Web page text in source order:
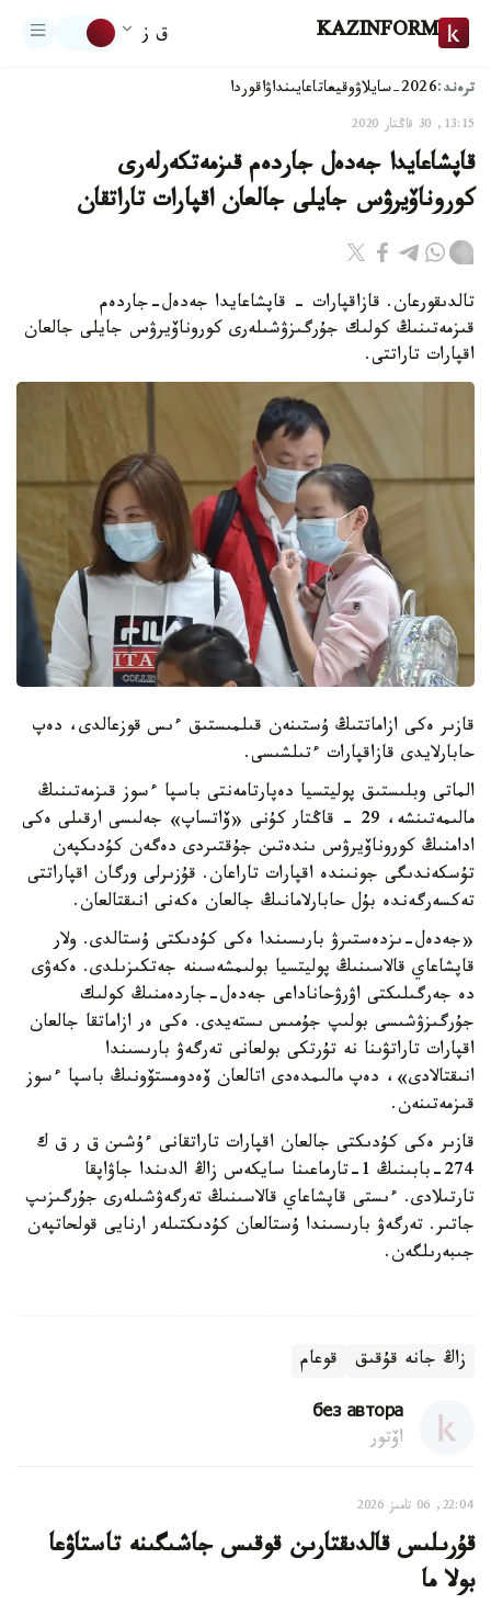
KAZINFORM ق ز
ترەند:2026-سايلاۋ وقيعاتاعايىنداۋاقوردا
13:15, 30 قاڭتار 2020
قاپشاعايدا جەدەل جاردەم قىزمەتكەرلەرى
كوروناۆيرۋس جايلى جالعان اقپارات تاراتقان
تالدىقورعان. قازاقپارات - قاپشاعايدا جەدەل-جاردەم
قىزمەتىنىڭ كولىك جۇرگىزۋشىلەرى كوروناۆيرۋس جايلى جالعان
اقپارات تاراتتى.
قازىر ەكى ازاماتتىڭ ۇستىنەن قىلمىستىق ءىس قوزعالدى، دەپ
حابارلايدى قازاقپارات ءتىلشىسى.
الماتى وبلىستىق پوليتسيا دەپارتامەنتى باسپا ءسوز قىزمەتىنىڭ
مالىمەتىنشە، 29 - قاڭتار كۇنى «ۆاتساپ» جەلىسى ارقىلى ەكى
ادامنىڭ كوروناۆيرۋس ىندەتىن جۇقتىردى دەگەن كۇدىكپەن
تۇسكەندىگى جونىندە اقپارات تاراعان. قۇزىرلى ورگان اقپاراتتى
تەكسەرگەندە بۇل حابارلامانىڭ جالعان ەكەنى انىقتالعان.
«جەدەل-ىزدەستىرۋ بارىسىندا ەكى كۇدىكتى ۇستالدى. ولار
قاپشاعاي قالاسىنىڭ پوليتسيا بولىمشەسىنە جەتكىزىلدى. ەكەۋى
دە جەرگىلىكتى اۋرۋحاناداعى جەدەل-جاردەمنىڭ كولىك
جۇرگىزۋشىسى بولىپ جۇمىس ىستەيدى. ەكى ەر ازاماتقا جالعان
اقپارات تاراتۋىنا نە تۇرتكى بولعانى تەرگەۋ بارىسىندا
انىقتالادى»، دەپ مالىمدەدى اتالعان ۆەدومستۆونىڭ باسپا ءسوز
قىزمەتىنەن.
قازىر ەكى كۇدىكتى جالعان اقپارات تاراتقانى ءۇشىن ق ر ق ك
274-بابىنىڭ 1-تارماعىنا سايكەس زاڭ الدىندا جاۋاپقا
تارتىلادى. ءىستى قاپشاعاي قالاسىنىڭ تەرگەۋشىلەرى جۇرگىزىپ
جاتىر. تەرگەۋ بارىسىندا ۇستالعان كۇدىكتىلەر ارنايى قولحاتپەن
جىبەرىلگەن.
زاڭ جانە قۇقىق قوعام
без автора
اۆتور
22:04, 06 تامىز 2026
قۇرىلىس قالدىقتارىن قوقىس جاشىگىنە تاستاۋعا
بولا ما